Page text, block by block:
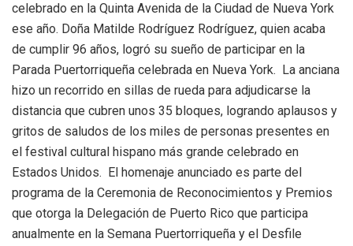
celebrado en la Quinta Avenida de la Ciudad de Nueva York
ese año. Doña Matilde Rodríguez Rodríguez, quien acaba
de cumplir 96 años, logró su sueño de participar en la
Parada Puertorriqueña celebrada en Nueva York. La anciana
hizo un recorrido en sillas de rueda para adjudicarse la
distancia que cubren unos 35 bloques, logrando aplausos y
gritos de saludos de los miles de personas presentes en
el festival cultural hispano más grande celebrado en
Estados Unidos. El homenaje anunciado es parte del
programa de la Ceremonia de Reconocimientos y Premios
que otorga la Delegación de Puerto Rico que participa
anualmente en la Semana Puertorriqueña y el Desfile